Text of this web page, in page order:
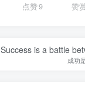
点赞9 赞
Success is a battle
成功